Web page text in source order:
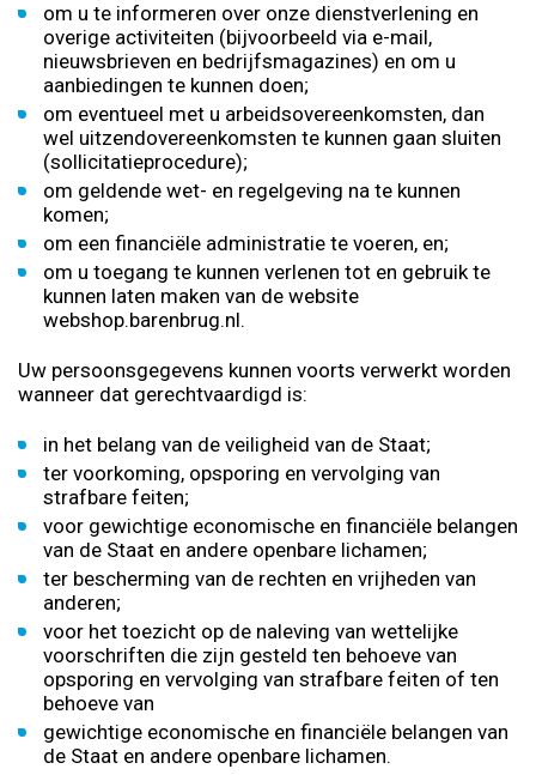
om u te informeren over onze dienstverlening en
overige activiteiten (bijvoorbeeld via e-mail,
nieuwsbrieven en bedrijfsmagazines) en om u
aanbiedingen te kunnen doen;
om eventueel met u arbeidsovereenkomsten, dan
wel uitzendovereenkomsten te kunnen gaan sluiten
(sollicitatieprocedure);
om geldende wet- en regelgeving na te kunnen
komen;
om een financiële administratie te voeren, en;
om u toegang te kunnen verlenen tot en gebruik te
kunnen laten maken van de website
webshop.barenbrug.nl.
Uw persoonsgegevens kunnen voorts verwerkt worden
wanneer dat gerechtvaardigd is:
in het belang van de veiligheid van de Staat;
ter voorkoming, opsporing en vervolging van
strafbare feiten;
voor gewichtige economische en financiële belangen
van de Staat en andere openbare lichamen;
ter bescherming van de rechten en vrijheden van
anderen;
voor het toezicht op de naleving van wettelijke
voorschriften die zijn gesteld ten behoeve van
opsporing en vervolging van strafbare feiten of ten
behoeve van
gewichtige economische en financiële belangen van
de Staat en andere openbare lichamen.